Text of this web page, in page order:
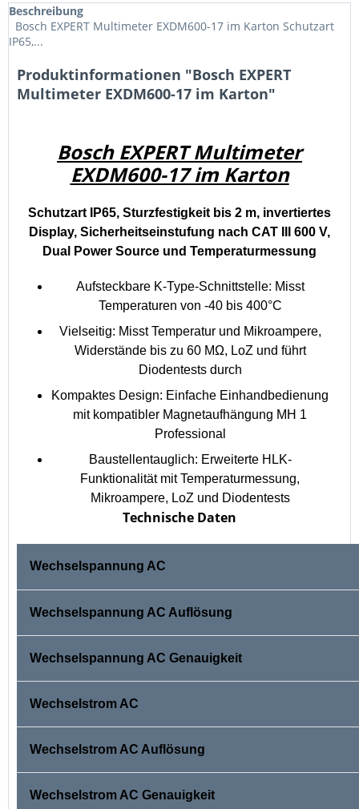
Beschreibung
Bosch EXPERT Multimeter EXDM600-17 im Karton Schutzart
IP65,...
Produktinformationen "Bosch EXPERT
Multimeter EXDM600-17 im Karton"
Bosch EXPERT Multimeter
EXDM600-17 im Karton
Schutzart IP65, Sturzfestigkeit bis 2 m, invertiertes
Display, Sicherheitseinstufung nach CAT III 600 V,
Dual Power Source und Temperaturmessung
Aufsteckbare K-Type-Schnittstelle: Misst
Temperaturen von -40 bis 400°C
Vielseitig: Misst Temperatur und Mikroampere,
Widerstände bis zu 60 MΩ, LoZ und führt
Diodentests durch
Kompaktes Design: Einfache Einhandbedienung
mit kompatibler Magnetaufhängung MH 1
Professional
Baustellentauglich: Erweiterte HLK-
Funktionalität mit Temperaturmessung,
Mikroampere, LoZ und Diodentests
Technische Daten
Wechselspannung AC
Wechselspannung AC Auflösung
Wechselspannung AC Genauigkeit
Wechselstrom AC
Wechselstrom AC Auflösung
Wechselstrom AC Genauigkeit